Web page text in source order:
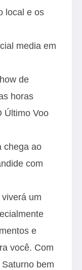
local e os
media em
de
horas
Último Voo
chega ao
com
um
e
você. Com
bem